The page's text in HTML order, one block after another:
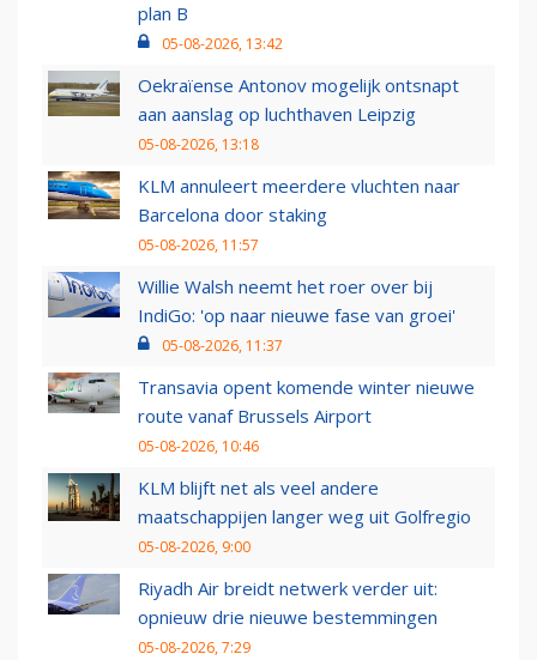
plan B
05-08-2026, 13:42
Oekraïense Antonov mogelijk ontsnapt
aan aanslag op luchthaven Leipzig
05-08-2026, 13:18
KLM annuleert meerdere vluchten naar
Barcelona door staking
05-08-2026, 11:57
Willie Walsh neemt het roer over bij
IndiGo: 'op naar nieuwe fase van groei'
05-08-2026, 11:37
Transavia opent komende winter nieuwe
route vanaf Brussels Airport
05-08-2026, 10:46
KLM blijft net als veel andere
maatschappijen langer weg uit Golfregio
05-08-2026, 9:00
Riyadh Air breidt netwerk verder uit:
opnieuw drie nieuwe bestemmingen
05-08-2026, 7:29